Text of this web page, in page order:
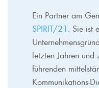
Ein Partner am
SPIRIT/21 . Sie
letzten Jahren
führenden
Kommunikations-